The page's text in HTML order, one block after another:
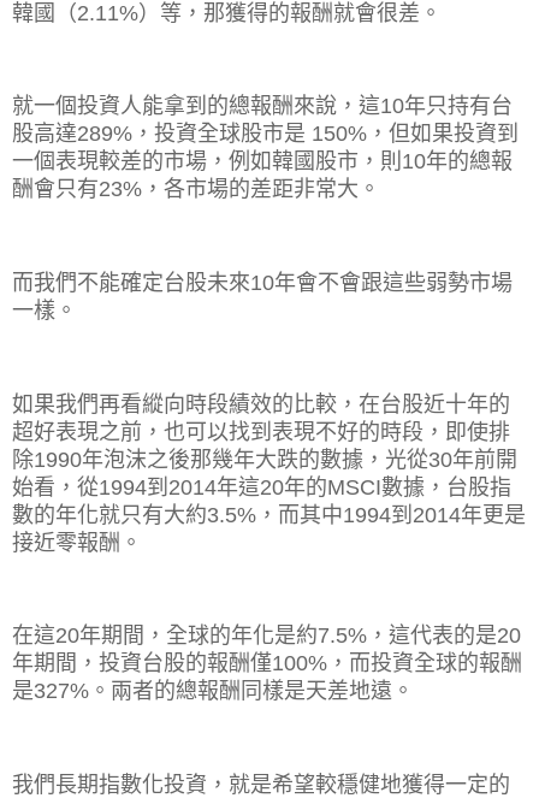
韓國（2.11%）等，那獲得的報酬就會很差。
就一個投資人能拿到的總報酬來說，這10年只持有台
股高達289% ，投資全球股市是 150% ，但如果投資到
一個表現較差的市場，例如韓國股市，則 10年的總報
酬會只有23% ，各市場的差距非常大。
而我們不能確定台股未來10年會不會跟這些弱勢市場
一樣。
如果我們再看縱向時段績效的比較，在台股近十年的
超好表現之前，也可以找到表現不好的時段，即使排
除1990年泡沫之後那幾年大跌的數據，光從30年前開
始看，從1994到 2014年這20年的MSCI數據，台股指
數的年化就只有大約3.5% ，而其中1994到 2014年更是
接近零報酬。
在這20年期間，全球的年化是約7.5% ，這代表的是20
年期間，投資台股的報酬僅100% ，而投資全球的報酬
是327% 。兩者的總報酬同樣是天差地遠。
我們長期指數化投資，就是希望較穩健地獲得一定的